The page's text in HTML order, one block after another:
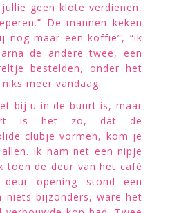
geen klote verdienen,
De mannen keken
nog maar een koffie”, “ik
de andere twee, een
bestelden, onder het
meer vandaag.
bij u in de buurt is, maar
is het zo, dat de
clubje vormen, kom je
Ik nam net een nipje
toen de deur van het café
opening stond een
niets bijzonders, ware het